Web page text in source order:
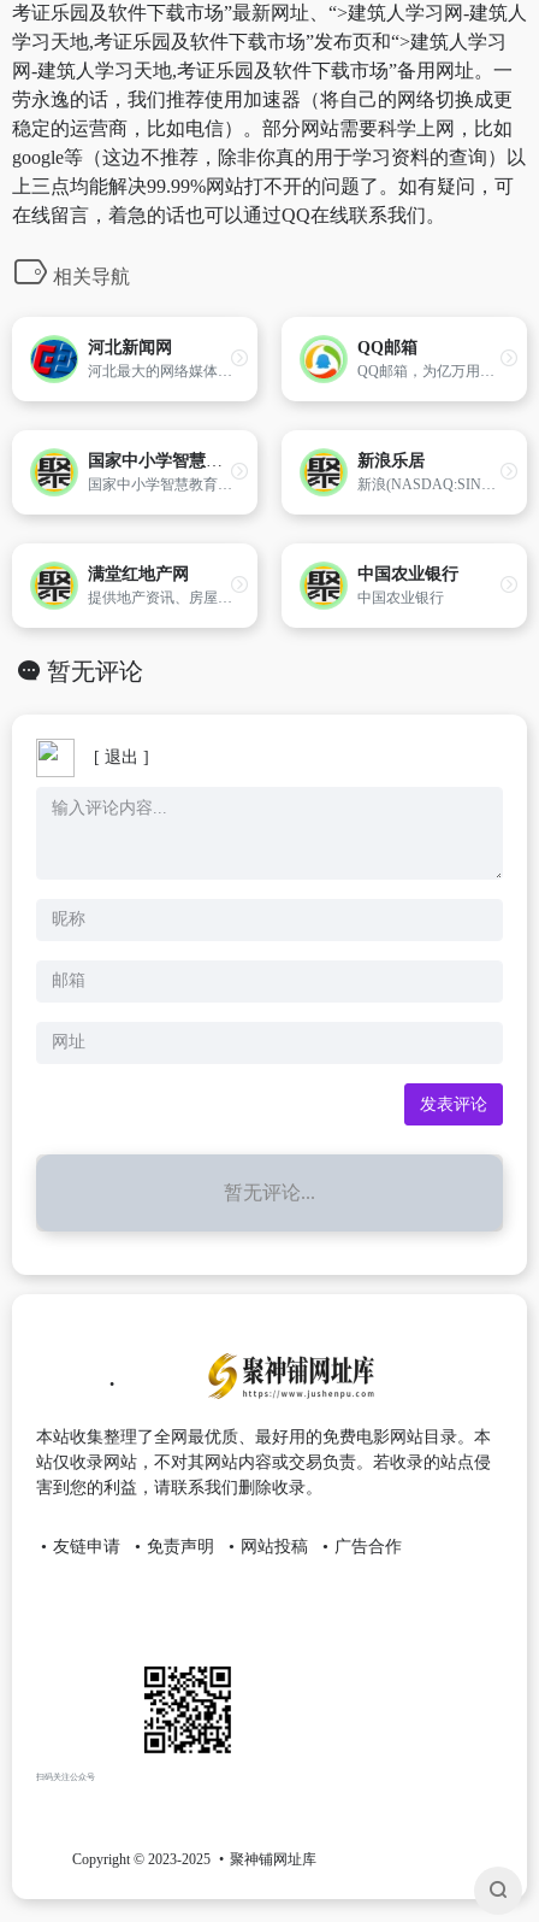
考证乐园及软件下载市场”最新网址、“>建筑人学习网-建筑人
学习天地,考证乐园及软件下载市场”发布页和“>建筑人学习
网-建筑人学习天地,考证乐园及软件下载市场”备用网址。一
劳永逸的话，我们推荐使用加速器（将自己的网络切换成更
稳定的运营商，比如电信）。部分网站需要科学上网，比如
google等（这边不推荐，除非你真的用于学习资料的查询）以
上三点均能解决99.99%网站打不开的问题了。如有疑问，可
在线留言，着急的话也可以通过QQ在线联系我们。
相关导航
河北新闻网
河北最大的网络媒体,河北第一门户网站。由河北日报报业集团主办。
QQ邮箱
QQ邮箱，为亿万用户提供高效稳定便捷的电子邮件服务。你可以在电脑网页、iOS/iPad客户端、及Android客户端上使用它，通过邮件发送3G的超大附件，体验文件中转站、日历、记事本、漂流瓶等特色功能。QQ邮箱，常联系。
国家中小学智慧教育平台
国家中小学智慧教育平台
新浪乐居
新浪(NASDAQ:SINA)是一家服务于中国及全球华人社群的领先在线媒体及增值资讯服务提供商。致力于为房地产业界、主力购房人群、装修人群提供各类服务与咨讯。主要栏目有:房产新闻、楼盘展示、新盘中心、写字楼、商铺、地产圈、家居装修、家居图库、业主社区论坛等内容。
满堂红地产网
提供地产资讯、房屋交易、家居装修等信息
中国农业银行
中国农业银行
暂无评论
[ 退出 ]
暂无评论...
本站收集整理了全网最优质、最好用的免费电影网站目录。本
站仅收录网站，不对其网站内容或交易负责。若收录的站点侵
害到您的利益，请联系我们删除收录。
友链申请 免责声明 网站投稿 广告合作
扫码关注公众号
Copyright © 2023-2025 聚神铺网址库